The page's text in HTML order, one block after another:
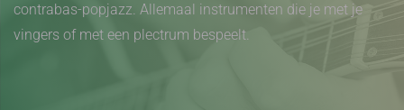
contrabas-popjazz. Allemaal instrumenten die je met je
vingers of met een plectrum bespeelt.